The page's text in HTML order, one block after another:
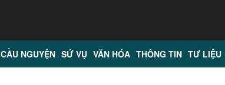
CẦU NGUYỆN SỨ VỤ VĂN HÓA THÔNG TIN TƯ LIỆU